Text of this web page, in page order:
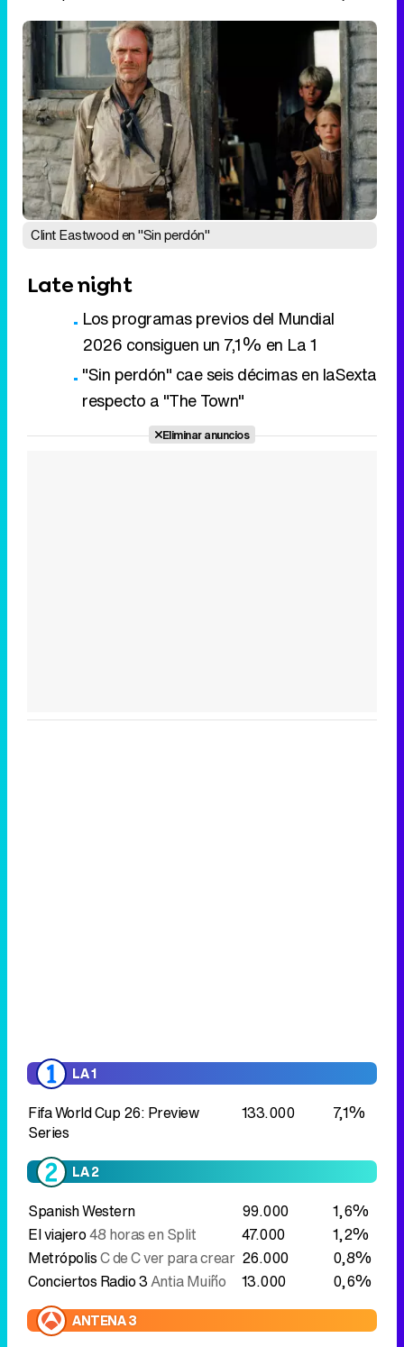
Clint Eastwood en "Sin perdón"
Late night
Los programas previos del Mundial
2026 consiguen un 7,1% en La 1
"Sin perdón" cae seis décimas en laSexta
respecto a "The Town"
Eliminar anuncios
LA 1
Fifa World Cup 26: Preview
Series
133.000 7,1%
LA 2
Spanish Western 99.000
1,6%
El viajero48 horas en Split 47.000
1,2%
MetrópolisC de C ver para crear 26.000
0,8%
Conciertos Radio 3Antia Muiño 13.000 0,6%
ANTENA 3